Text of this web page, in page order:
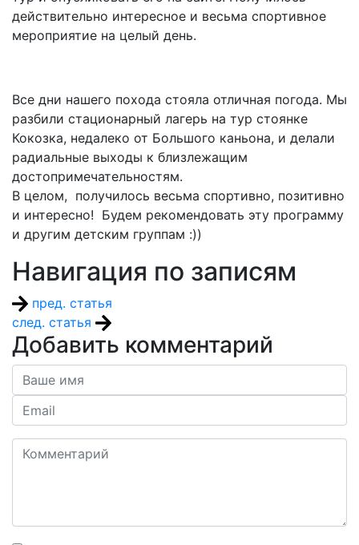
действительно интересное и весьма спортивное
мероприятие на целый день.
Все дни нашего похода стояла отличная погода. Мы
разбили стационарный лагерь на тур стоянке
Кокозка, недалеко от Большого каньона, и делали
радиальные выходы к близлежащим
достопримечательностям.
В целом, получилось весьма спортивно, позитивно
и интересно! Будем рекомендовать эту программу
и другим детским группам :))
Навигация по записям
пред. статья
след. статья
Добавить комментарий